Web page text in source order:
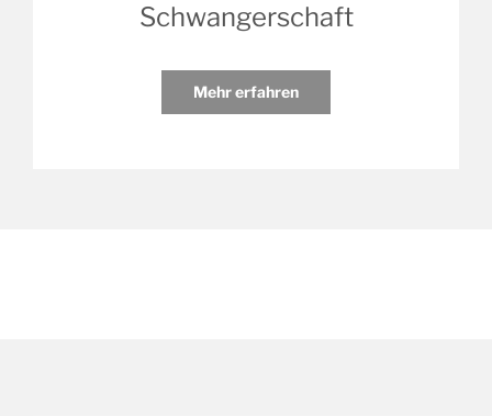
Schwangerschaft
Mehr erfahren